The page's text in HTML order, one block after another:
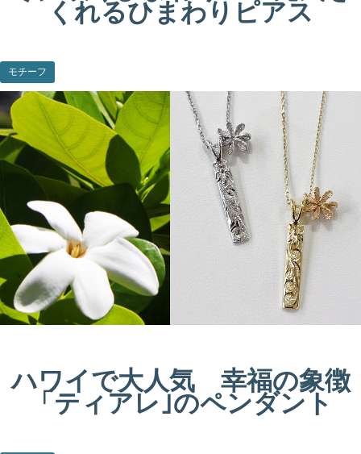
くれるひまわりピアス
モチーフ
ハワイで大人気 幸福の象徴
「ティアレ｣のペンダント